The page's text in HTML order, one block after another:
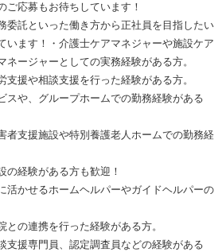
ご応募もお待ちしています！
委託といった働き方から正社員を目指したい
います！・介護士ケアマネジャーや施設ケア
ネージャーとしての実務経験がある方。
支援や相談支援を行った経験がある方。
スや、グループホームでの勤務経験がある
者支援施設や特別養護老人ホームでの勤務経
の経験がある方も歓迎！
活かせるホームヘルパーやガイドヘルパーの
との連携を行った経験がある方。
支援専門員、認定調査員などの経験がある